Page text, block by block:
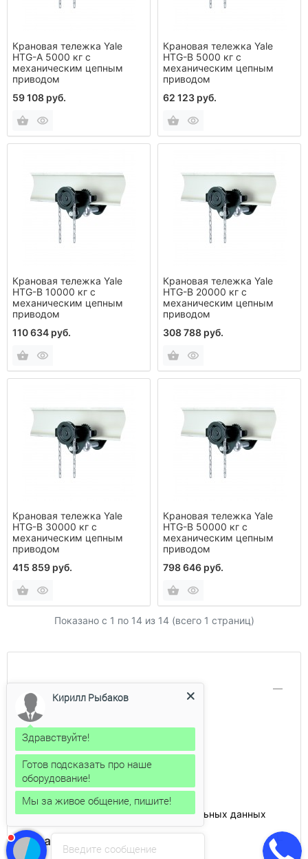
Крановая тележка Yale
HTG-A 5000 кг с
механическим цепным
приводом
59 108 руб.
Крановая тележка Yale
HTG-B 5000 кг с
механическим цепным
приводом
62 123 руб.
Крановая тележка Yale
HTG-B 10000 кг с
механическим цепным
приводом
110 634 руб.
Крановая тележка Yale
HTG-B 20000 кг с
механическим цепным
приводом
308 788 руб.
Крановая тележка Yale
HTG-B 30000 кг с
механическим цепным
приводом
415 859 руб.
Крановая тележка Yale
HTG-B 50000 кг с
механическим цепным
приводом
798 646 руб.
Показано с 1 по 14 из 14 (всего 1 страниц)
Аренда рохли
Доставка и оплата
Каталог продукции
Контакты
О компании
Ремонт рохлей
Соглашение на обработку персональных данных
Товары
Введите сообщение
Кирилл Рыбаков
Здравствуйте!
Готов подсказать про наше
оборудование!
Мы за живое общение, пишите!